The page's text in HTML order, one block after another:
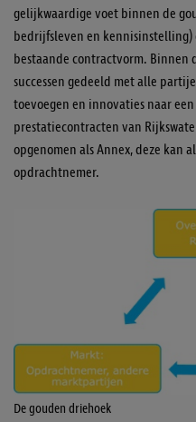
gelijkwaardige voet binnen de
bedrijfsleven en
bestaande contractvorm. Binnen
successen gedeeld met alle
toevoegen en innovaties naar een
prestatiecontracten van
opgenomen als Annex, deze kan
opdrachtnemer.
De gouden driehoek